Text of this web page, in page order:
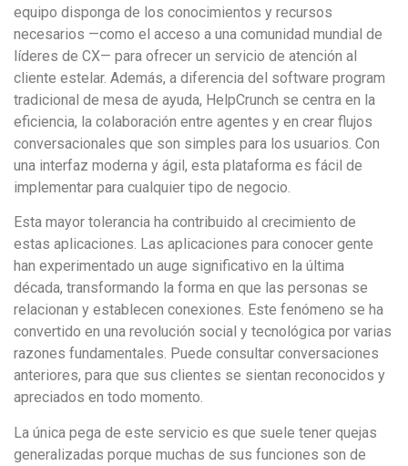
equipo disponga de los conocimientos y recursos
necesarios —como el acceso a una comunidad mundial de
líderes de CX— para ofrecer un servicio de atención al
cliente estelar. Además, a diferencia del software program
tradicional de mesa de ayuda, HelpCrunch se centra en la
eficiencia, la colaboración entre agentes y en crear flujos
conversacionales que son simples para los usuarios. Con
una interfaz moderna y ágil, esta plataforma es fácil de
implementar para cualquier tipo de negocio.
Esta mayor tolerancia ha contribuido al crecimiento de
estas aplicaciones. Las aplicaciones para conocer gente
han experimentado un auge significativo en la última
década, transformando la forma en que las personas se
relacionan y establecen conexiones. Este fenómeno se ha
convertido en una revolución social y tecnológica por varias
razones fundamentales. Puede consultar conversaciones
anteriores, para que sus clientes se sientan reconocidos y
apreciados en todo momento.
La única pega de este servicio es que suele tener quejas
generalizadas porque muchas de sus funciones son de